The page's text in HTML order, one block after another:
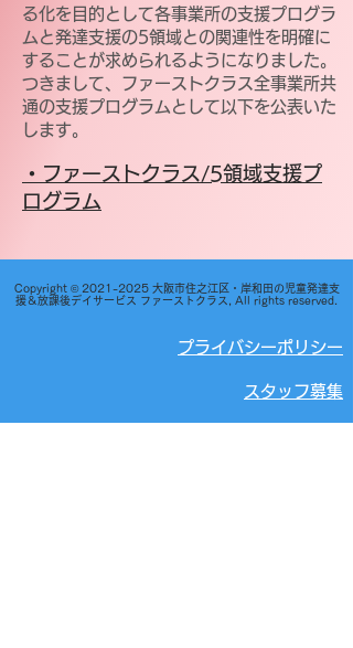
る化を目的として各事業所の支援プログラ
ムと発達支援の5領域との関連性を明確に
することが求められるようになりました。
​つきまして、ファーストクラス全事業所共
通の支援プログラムとして以下を公表いた
します。
​・ファーストクラス/5領域支援プ
ログラム
Copyright © 2021-2025大阪市住之江区・岸和田の児童発達支
援＆放課後デイサービス ファーストクラス, All rights reserved.
プライバシーポリシー
スタッフ募集